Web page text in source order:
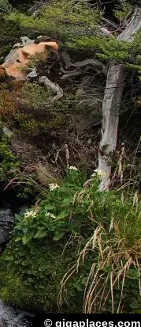
© gigaplaces.com